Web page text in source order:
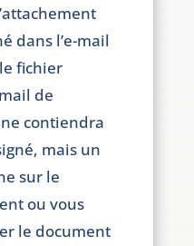
dans l’e-mail
fichier
de
contiendra
mais un
sur le
ou vous
le document